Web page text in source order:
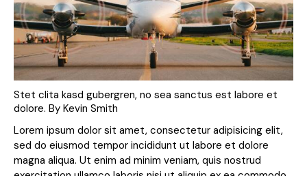
Stet clita kasd gubergren, no sea sanctus est labore et
dolore. By Kevin Smith
Lorem ipsum dolor sit amet, consectetur adipisicing elit,
sed do eiusmod tempor incididunt ut labore et dolore
magna aliqua. Ut enim ad minim veniam, quis nostrud